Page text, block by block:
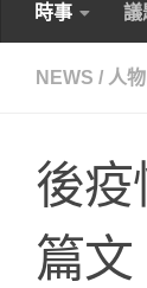
時事 議
NEWS / 人物
後疫
篇